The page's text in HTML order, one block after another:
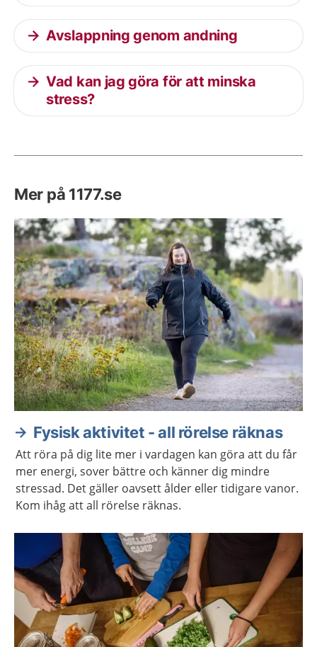
Avslappning genom andning
Vad kan jag göra för att minska
stress?
Mer på 1177.se
Fysisk aktivitet - all rörelse räknas
Att röra på dig lite mer i vardagen kan göra att du får
mer energi, sover bättre och känner dig mindre
stressad. Det gäller oavsett ålder eller tidigare vanor.
Kom ihåg att all rörelse räknas.